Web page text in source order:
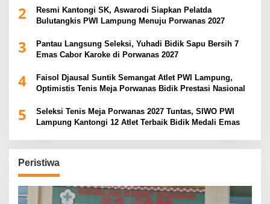
2
Resmi Kantongi SK, Aswarodi Siapkan Pelatda
Bulutangkis PWI Lampung Menuju Porwanas 2027
3
Pantau Langsung Seleksi, Yuhadi Bidik Sapu Bersih 7
Emas Cabor Karoke di Porwanas 2027
4
Faisol Djausal Suntik Semangat Atlet PWI Lampung,
Optimistis Tenis Meja Porwanas Bidik Prestasi Nasional
5
Seleksi Tenis Meja Porwanas 2027 Tuntas, SIWO PWI
Lampung Kantongi 12 Atlet Terbaik Bidik Medali Emas
Peristiwa